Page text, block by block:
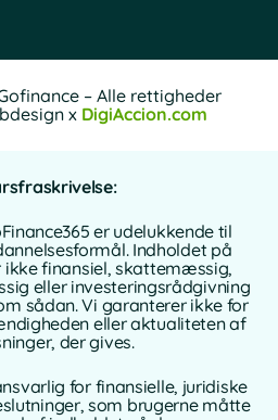
– Alle rettigheder
x DigiAccion.com
er udelukkende til
Indholdet på
finansiel, skattemæssig,
eller investeringsrådgivning
sådan. Vi garanterer ikke for
eller aktualiteten af
der gives.
for finansielle, juridiske
som brugerne måtte